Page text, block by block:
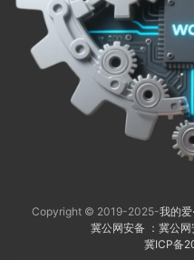
Copyright © 2019-2025-我的爱
冀公网安备 ：冀公
冀ICP备